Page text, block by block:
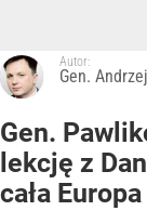
Autor:
Gen.
Gen.
lekcję z
cała Europa